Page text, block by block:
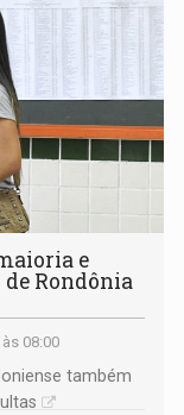
e
Rondônia
08:00
também